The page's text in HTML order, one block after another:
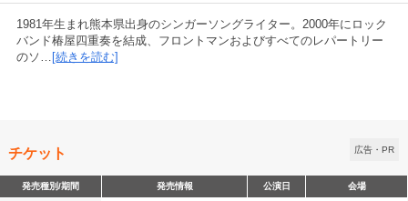
1981年生まれ熊本県出身のシンガーソングライター。2000年にロック
バンド椿屋四重奏を結成、フロントマンおよびすべてのレパートリー
のソ… [続きを読む]
チケット 広告・PR
発売種別/期間 発売情報 公演日 会場